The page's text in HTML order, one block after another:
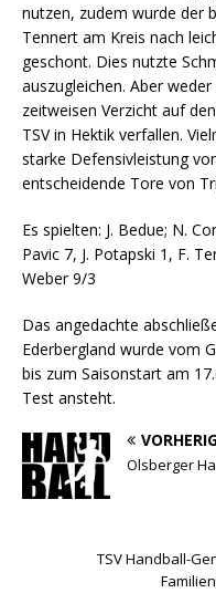
nutzen, zudem wurde der
Tennert am Kreis nach
geschont. Dies nutzte
auszugleichen. Aber
zeitweisen Verzicht auf
TSV in Hektik verfallen.
starke Defensivleistung
entscheidende Tore von
Es spielten: J. Bedue; N.
Pavic 7, J. Potapski 1, F.
Weber 9/3
Das angedachte
Ederbergland wurde vom
bis zum Saisonstart am
Test ansteht.
Olsberger
TSV Handball-